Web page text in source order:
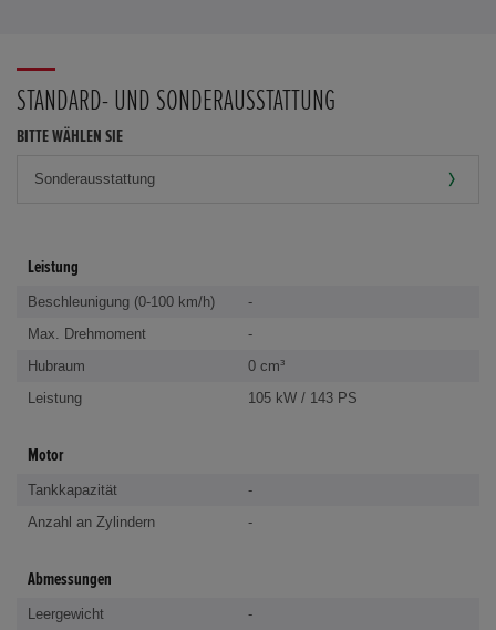
STANDARD- UND SONDERAUSSTATTUNG
BITTE WÄHLEN SIE
Leistung
Beschleunigung (0-100 km/h)
-
Max. Drehmoment
-
Hubraum
0 cm³
Leistung
105 kW / 143 PS
Motor
Tankkapazität
-
Anzahl an Zylindern
-
Abmessungen
Leergewicht
-